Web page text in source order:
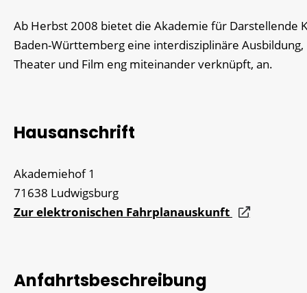
Ab Herbst 2008 bietet die Akademie für Darstellende
Baden-Württemberg eine interdisziplinäre Ausbildung,
Theater und Film eng miteinander verknüpft, an.
Hausanschrift
Akademiehof 1
71638 Ludwigsburg
Zur elektronischen Fahrplanauskunft
Anfahrtsbeschreibung